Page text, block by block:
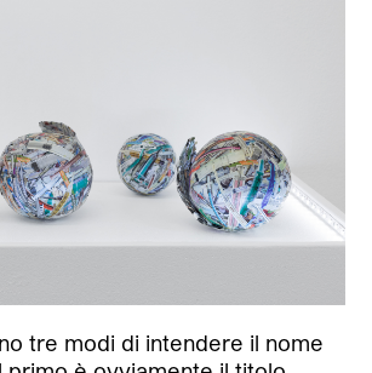
tre modi di intendere il nome